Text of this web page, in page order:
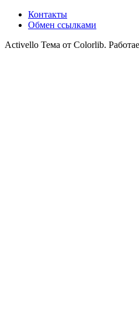
Контакты
Обмен ссылками
Activello Тема от Colorlib.